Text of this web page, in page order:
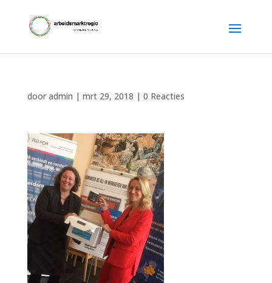
door admin | mrt 29, 2018 | 0 Reacties